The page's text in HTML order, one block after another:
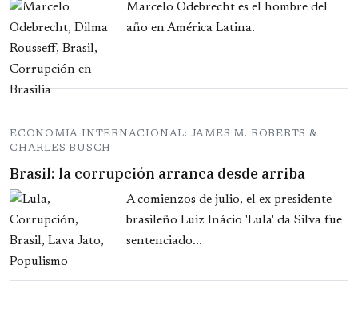
Marcelo Odebrecht es el hombre del
año en América Latina.
ECONOMIA INTERNACIONAL: JAMES M. ROBERTS &
CHARLES BUSCH
Brasil: la corrupción arranca desde arriba
A comienzos de julio, el ex presidente
brasileño Luiz Inácio 'Lula' da Silva fue
sentenciado...